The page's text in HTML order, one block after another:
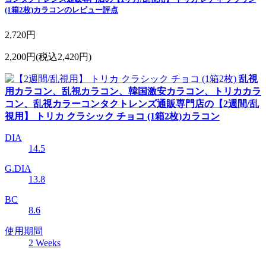
(1箱2枚)カラコンのレビュー評点
2,720円
2,200円(税込2,420円)
乱視
用カラコン、乱視カラコン、韓国激安カラコン、トリカカラ
コン、乱視カラーコンタクトレンズ通販専門店の【2週間/乱
視用】 トリカ クラシック チョコ (1箱2枚)カラコン
DIA
14.5
G.DIA
13.8
BC
8.6
使用期間
2 Weeks